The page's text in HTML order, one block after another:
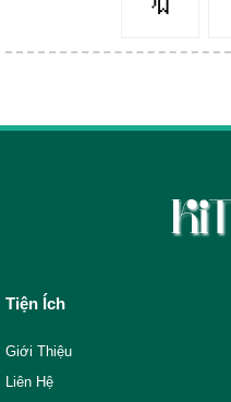
Tiện Ích
Giới Thiệu
Liên Hệ